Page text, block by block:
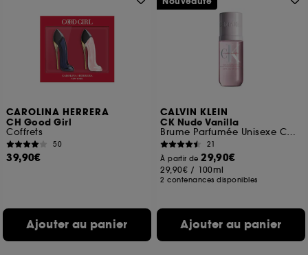
CAROLINA HERRERA
CH Good Girl
Coffrets
50
39,90€
Ajouter au panier
CALVIN KLEIN
CK Nude Vanilla
Brume Parfumée Unisexe Corps & Cheveux
21
À partir de29,90€
29,90€ / 100ml
2 contenances disponibles
Ajouter au panier